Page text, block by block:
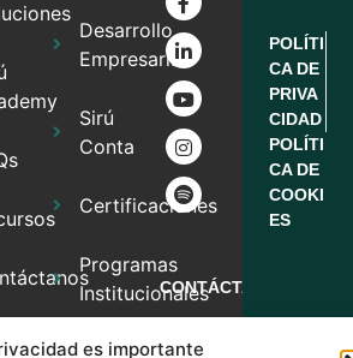
es importante
Desarrollo
Empresarial
Sirú
Conta
Certificaciones
Programas
Institucionales
Trabaje
CONTÁCTANOS
POLÍTI
CA DE
PRIVA
CIDAD
POLÍTI
CA DE
COOKI
ES